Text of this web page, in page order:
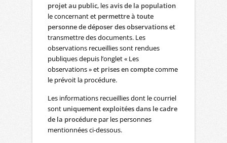
projet au public, lesavis de la population
le concernant et permettre à toute
personne de déposer des observationset
transmettre des documents. Les
observations recueillies sont rendues
publiques depuis l’onglet « Les
observations » et prises en comptecomme
le prévoit la procédure.
Les informations recueillies dont le courriel
sont uniquement exploitées dans le cadre
de la procédure par les personnes
mentionnées ci-dessous.